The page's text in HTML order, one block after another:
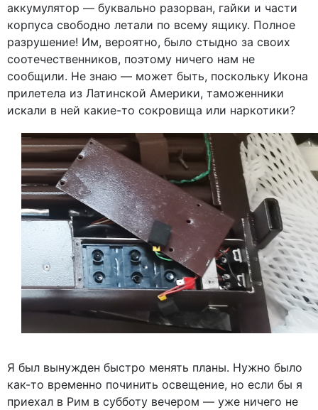
аккумулятор — буквально разорван, гайки и части
корпуса свободно летали по всему ящику. Полное
разрушение! Им, вероятно, было стыдно за своих
соотечественников, поэтому ничего нам не
сообщили. Не знаю — может быть, поскольку Икона
прилетела из Латинской Америки, таможенники
искали в ней какие-то сокровища или наркотики?
Я был вынужден быстро менять планы. Нужно было
как-то временно починить освещение, но если бы я
приехал в Рим в субботу вечером — уже ничего не